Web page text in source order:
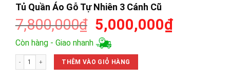
Tủ Quần Áo Gỗ Tự Nhiên 3 Cánh Cũ
7,800,000₫ Giá
gốc
là:
7,800,000₫.
5,000,000₫Giá
Còn hàng - Giao nhanh
Tủ Quần Áo Gỗ Tự Nhiên 3 Cánh Cũ số lượng
THÊM VÀO GIỎ HÀNG